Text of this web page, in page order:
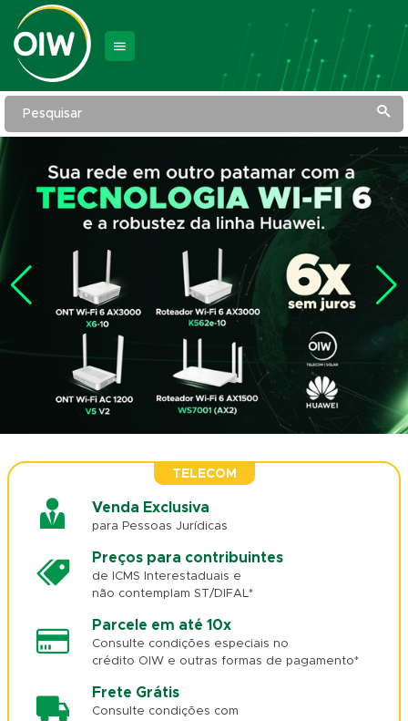
Pesquisar
TELECOM
Venda Exclusiva
para Pessoas Jurídicas
Preços para contribuintes
de ICMS Interestaduais e
não contemplam ST/DIFAL*
Parcele em até 10x
Consulte condições especiais no
crédito OIW e outras formas de pagamento*
Frete Grátis
Consulte condições com